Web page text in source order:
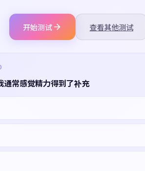
开始测试 查看其他测试
通常感觉精力得到了补充